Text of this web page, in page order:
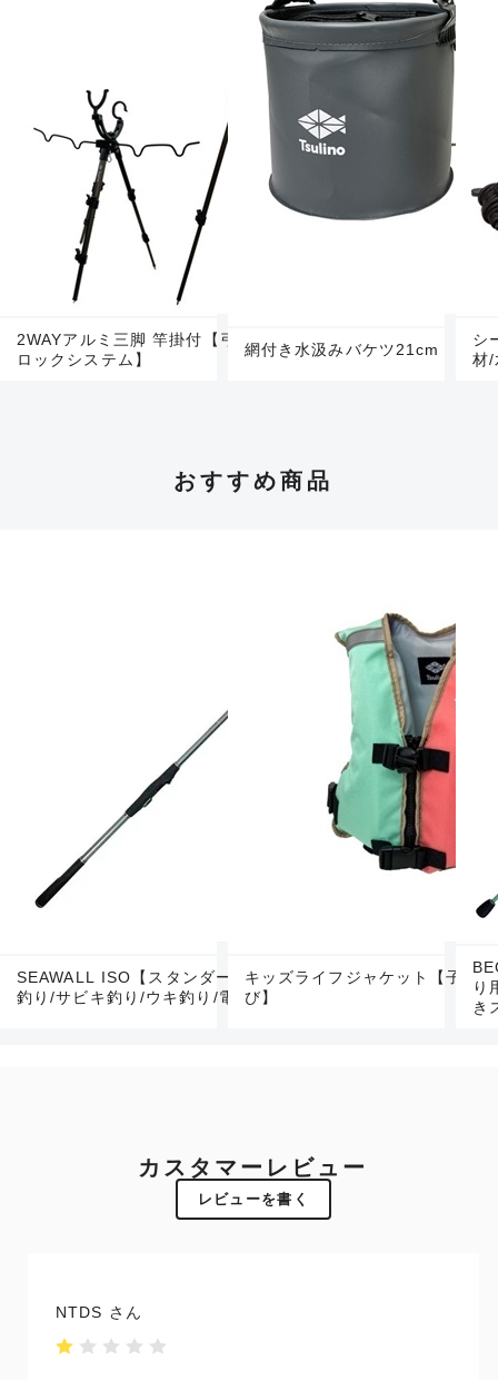
2WAYアルミ三脚 竿掛付【弓型竿掛/調節が可能な
ロックシステム】
網付き水汲みバケツ21cm
シ
材/
おすすめ商品
SEAWALL ISO【スタンダードな磯竿/ウキふかせ
釣り/サビキ釣り/ウキ釣り/電気ウキ釣り など】
キッズライフジャケット【子供
び】
り
き
カスタマーレビュー
レビューを書く
NTDS